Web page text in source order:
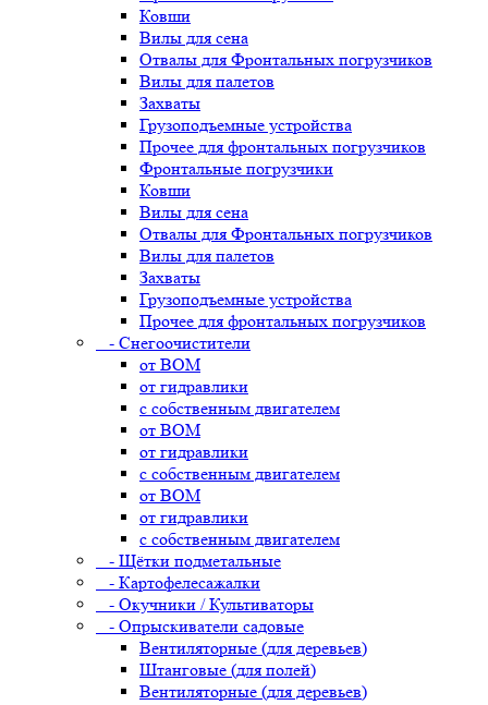
Ковши
Вилы для сена
Отвалы для Фронтальных погрузчиков
Вилы для палетов
Захваты
Грузоподъемные устройства
Прочее для фронтальных погрузчиков
Фронтальные погрузчики
Ковши
Вилы для сена
Отвалы для Фронтальных погрузчиков
Вилы для палетов
Захваты
Грузоподъемные устройства
Прочее для фронтальных погрузчиков
- Снегоочистители
от ВОМ
от гидравлики
с собственным двигателем
от ВОМ
от гидравлики
с собственным двигателем
от ВОМ
от гидравлики
с собственным двигателем
- Щётки подметальные
- Картофелесажалки
- Окучники / Культиваторы
- Опрыскиватели садовые
Вентиляторные (для деревьев)
Штанговые (для полей)
Вентиляторные (для деревьев)